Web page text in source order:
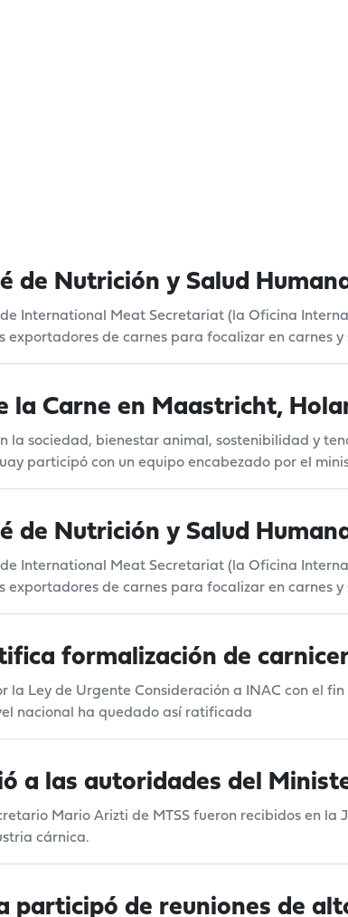
de Nutrición y Salud
International Meat Secretariat (la Oficina
exportadores de carnes para focalizar en carnes y
la Carne en Maastricht,
la sociedad, bienestar animal, sostenibilidad y
participó con un equipo encabezado por el
de Nutrición y Salud
International Meat Secretariat (la Oficina
exportadores de carnes para focalizar en carnes y
formalización de
la Ley de Urgente Consideración a INAC con el
nacional ha quedado así ratificada
a las autoridades del
Mario Arizti de MTSS fueron recibidos en
cárnica.
participó de reuniones de